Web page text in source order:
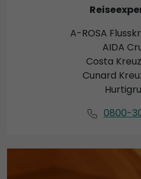
A-ROSA
AIDA
Costa
Cunard
0800-